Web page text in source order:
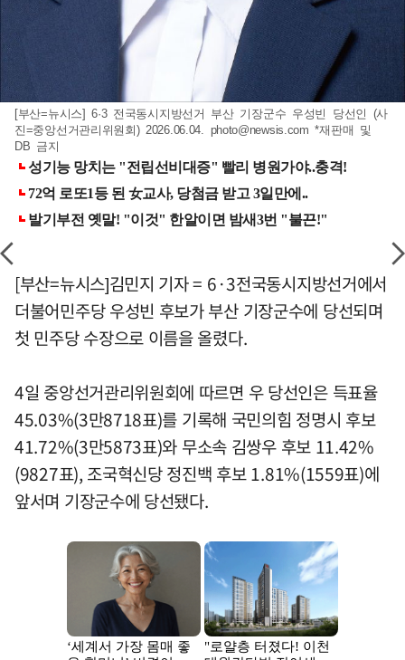
[부산=뉴시스] 6·3 전국동시지방선거 부산 기장군수 우성빈 당선인 (사
진=중앙선거관리위원회) 2026.06.04. photo@newsis.com *재판매 및
DB 금지
[부산=뉴시스]김민지 기자 = 6·3전국동시지방선거에서
더불어민주당 우성빈 후보가 부산 기장군수에 당선되며
첫 민주당 수장으로 이름을 올렸다.
4일 중앙선거관리위원회에 따르면 우 당선인은 득표율
45.03%(3만8718표)를 기록해 국민의힘 정명시 후보
41.72%(3만5873표)와 무소속 김쌍우 후보 11.42%
(9827표), 조국혁신당 정진백 후보 1.81%(1559표)에
앞서며 기장군수에 당선됐다.